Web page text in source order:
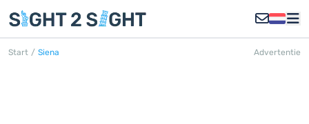
Start / Siena Advertentie